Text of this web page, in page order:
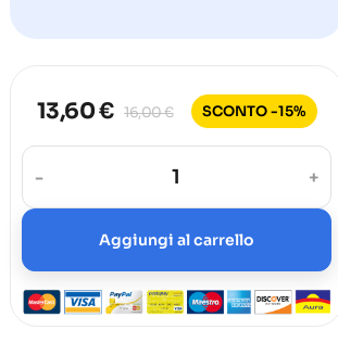
13,60 € 16,00 € SCONTO -15%
- +
Aggiungi al carrello